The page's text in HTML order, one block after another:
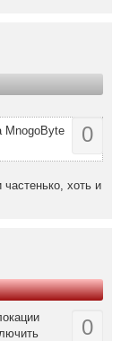
0
MnogoByte
хоть и
0